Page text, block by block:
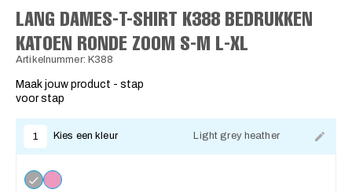
LANG DAMES-T-SHIRT K388 BEDRUKKEN
KATOEN RONDE ZOOM S-M L-XL
Artikelnummer: K388
Maak jouw product - stap
voor stap
1 Kies een kleur Light grey heather